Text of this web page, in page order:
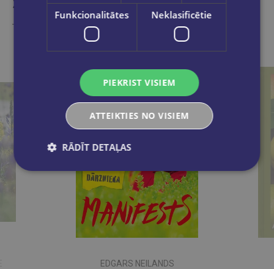
Take a look
EDGARS NEILANDS
Funkcionalitātes Neklasificētie
PIEKRIST VISIEM
ATTEIKTIES NO VISIEM
RĀDĪT DETAĻAS